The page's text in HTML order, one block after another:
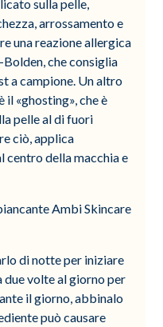
sulla pelle,
arrossamento e
una reazione allergica
che consiglia
a campione. Un altro
«ghosting», che è
pelle al di fuori
ciò, applica
centro della macchia e
Ambi Skincare
di notte per iniziare
due volte al giorno per
il giorno, abbinalo
può causare